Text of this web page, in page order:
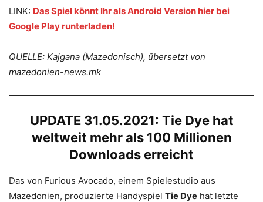
LINK: Das Spiel könnt Ihr als Android Version hier bei
Google Play runterladen!
QUELLE: Kajgana (Mazedonisch), übersetzt von
mazedonien-news.mk
UPDATE 31.05.2021: Tie Dye hat
weltweit mehr als 100 Millionen
Downloads erreicht
Das von Furious Avocado, einem Spielestudio aus
Mazedonien, produzierte Handyspiel Tie Dye hat letzte